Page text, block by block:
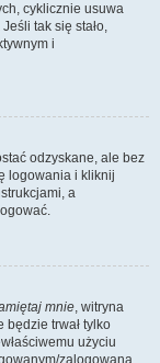
cyklicznie usuwa
tak się stało,
i
odzyskane, ale bez
logowania i kliknij
a
mnie, witryna
będzie trwał tylko
użyciu
zalogowaną,